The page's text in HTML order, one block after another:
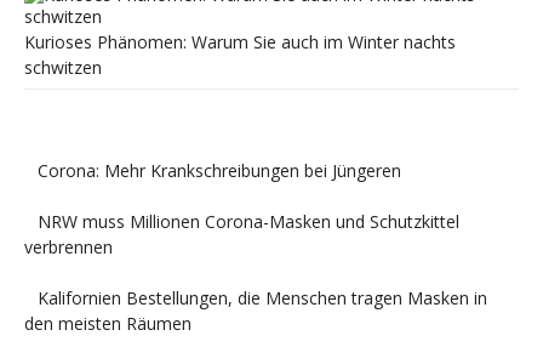
Kurioses Phänomen: Warum Sie auch im Winter nachts
schwitzen
Corona: Mehr Krankschreibungen bei Jüngeren
NRW muss Millionen Corona-Masken und Schutzkittel
verbrennen
Kalifornien Bestellungen, die Menschen tragen Masken in
den meisten Räumen